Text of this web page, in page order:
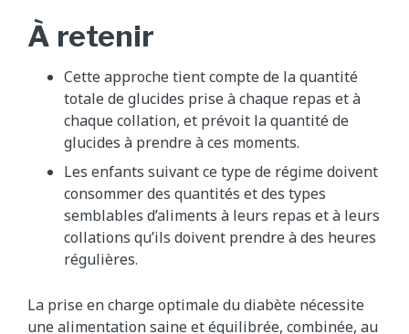
À retenir
Cette approche tient compte de la quantité
totale de glucides prise à chaque repas et à
chaque collation, et prévoit la quantité de
glucides à prendre à ces moments.
Les enfants suivant ce type de régime doivent
consommer des quantités et des types
semblables d’aliments à leurs repas et à leurs
collations qu’ils doivent prendre à des heures
régulières.
La prise en charge optimale du diabète nécessite
une alimentation saine et équilibrée, combinée, au